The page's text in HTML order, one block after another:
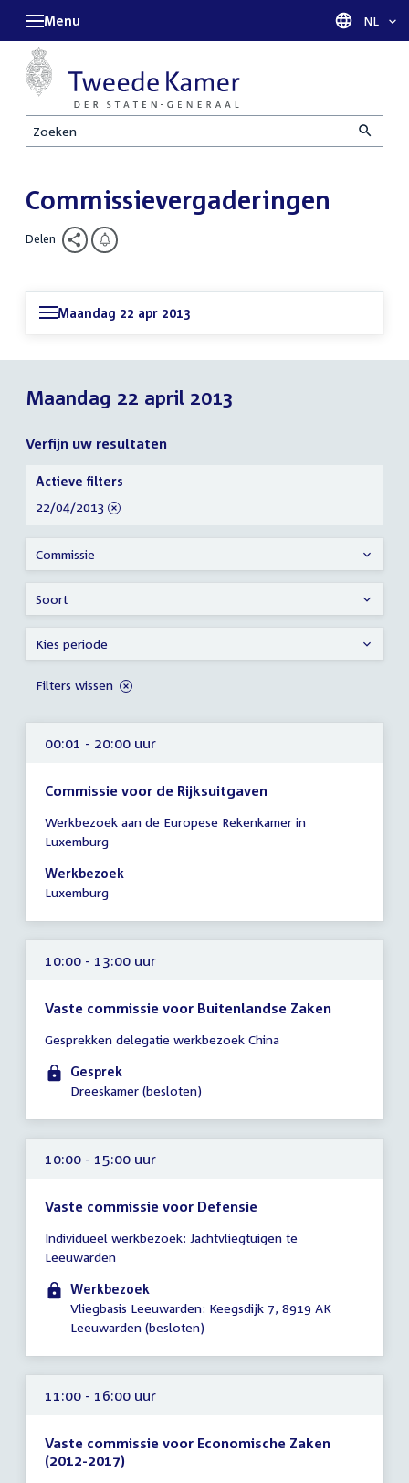
Zoeken
Menu Taal
NL
Commissievergaderingen
Delen
Maandag 22 apr 2013
Maandag 22 april 2013
Verfijn uw resultaten
00:01 - 20:00 uur
Commissie voor de Rijksuitgaven
vergadering
00:01
-
20:00
Werkbezoek aan de Europese Rekenkamer in
Luxemburg
Werkbezoek
Luxemburg
10:00 - 13:00 uur
Vaste commissie voor Buitenlandse Zaken
vergadering
10:00
-
uur
Gesprekken delegatie werkbezoek China
Gesprek
Dreeskamer (besloten)
10:00 - 15:00 uur
Vaste commissie voor Defensie
vergadering
10:00
15:00
Individueel werkbezoek: Jachtvliegtuigen te
Leeuwarden
Werkbezoek
Vliegbasis Leeuwarden: Keegsdijk 7, 8919 AK
Leeuwarden (besloten)
11:00 - 16:00 uur
Vaste commissie voor Economische Zaken
(2012-2017)
Verfijn
uw
resultaten
Actieve filters
verwijder
22/04/2013
Commissie
Soort
Kies periode
Filters wissen